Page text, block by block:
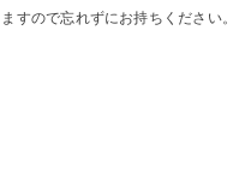
すので忘れずにお持ちください。